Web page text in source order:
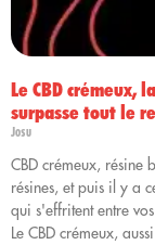
Le CBD crémeux,
surpasse tout le
Josu
CBD crémeux, résine
résines, et puis il y a
qui s'effritent entre
Le CBD crémeux,